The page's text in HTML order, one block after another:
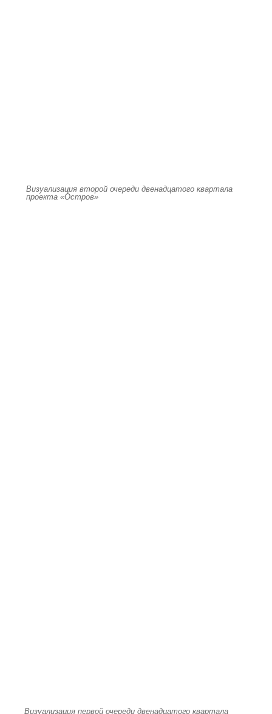
Визуализация второй очереди двенадцатого квартала
проекта «Остров»
Визуализация первой очереди двенадцатого квартала